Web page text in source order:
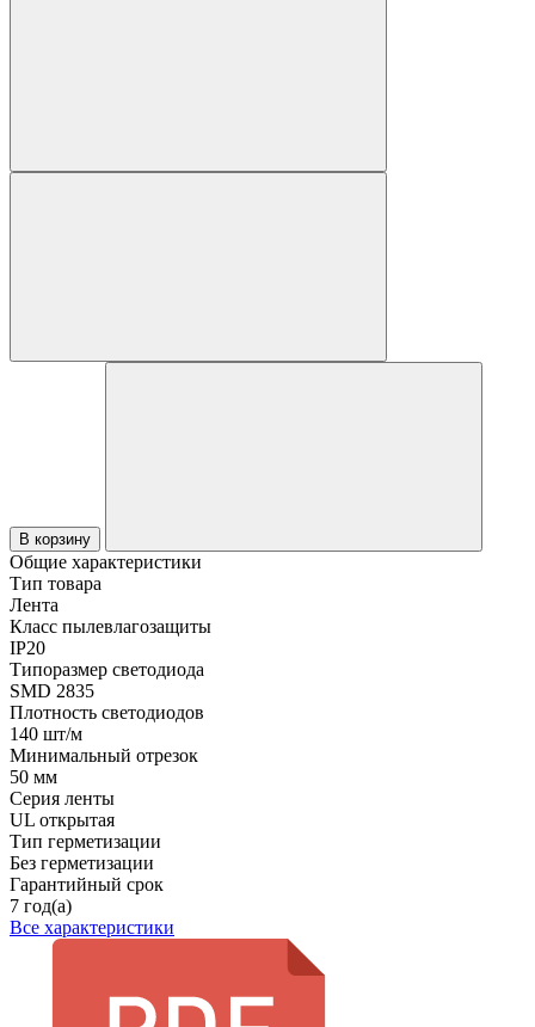
В корзину
Общие характеристики
Тип товара
Лента
Класс пылевлагозащиты
IP20
Типоразмер светодиода
SMD 2835
Плотность светодиодов
140 шт/м
Минимальный отрезок
50 мм
Серия ленты
UL открытая
Тип герметизации
Без герметизации
Гарантийный срок
7 год(а)
Все характеристики